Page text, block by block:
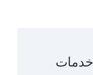
خدمات